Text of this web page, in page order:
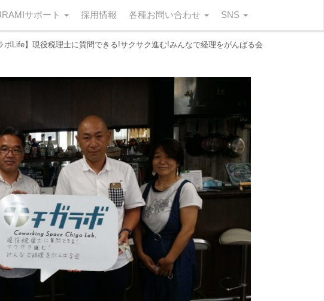
サポート 採用情報 各種お問い合わせ SNS
ボLife】現役税理士に質問できる!サクサク進む!みんなで経理をがんばる会